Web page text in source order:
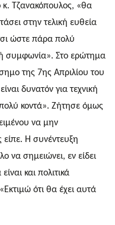
Τζανακόπουλος, «θα
στην τελική ευθεία
ώστε πάρα πολύ
συμφωνία». Στο ερώτημα
της 7ης Απριλίου του
δυνατόν για τεχνική
κοντά». Ζήτησε όμως
να μην
Η συνέντευξη
να σημειώνει, εν είδει
και πολιτικά
ότι θα έχει αυτά